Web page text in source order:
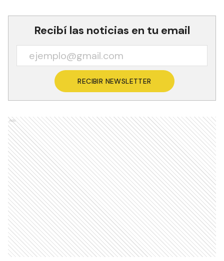
Recibí las noticias en tu email
RECIBIR NEWSLETTER
Ads